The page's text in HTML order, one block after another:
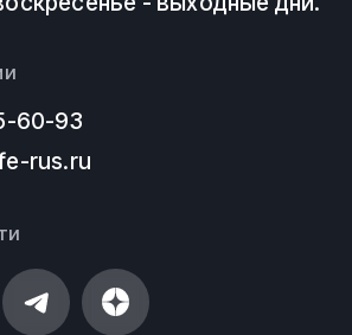
60-93
rus.ru